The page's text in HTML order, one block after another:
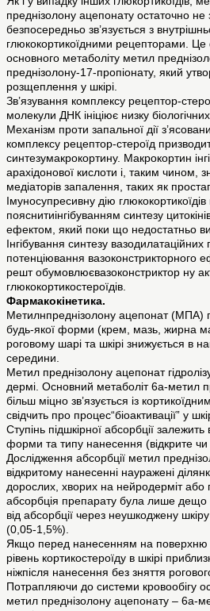
преднізолону ацепонату остаточно
безпосередньо зв’язується з
глюкокортикоїдними рецепторами. Це
основного метаболіту метил
преднізолону-17-пропіонату, який
розщеплення у шкірі.
Зв’язування комплексу рецептор-
молекули ДНК ініціює низку
Механізм проти запальної дії
комплексу рецептор-стероїд
синтезумакрокортину. Макрокортин
арахідонової кислоти і, таким чином,
медіаторів запалення, таких як
Імуносупресивну дію
пояснитиінгібуванням синтезу
ефектом, який поки що недостатньо
Інгібування синтезу
потенціювання вазоконстрикторного
решт обумовлюєвазоконстриктор ну
глюкокортикостероїдів.
Фармакокінетика.
Метилнпреднізолону ацепонат (МПА)
будь-якої форми (крем, мазь, жирна
роговому шарі та шкірі знижується в
середини.
Метил преднізолону ацепонат
дермі. Основний метаболіт 6a-метил
більш міцно зв’язується із
свідчить про процес“біоактивації” у
Ступінь підшкірної абсорбції залежить
форми та типу нанесення (відкрите чи
Дослідження абсорбції метил
відкритому нанесенні науражені
дорослих, хворих на нейродерміт або
абсорбція препарату була лише
від абсорбції через неушкоджену
(0,05-1,5%).
Якщо перед нанесенням на поверхню
рівень кортикостероїду в шкірі
ніжпісля нанесення без зняття
Потрапляючи до системи кровообігу
метил преднізолону ацепонату – 6a-